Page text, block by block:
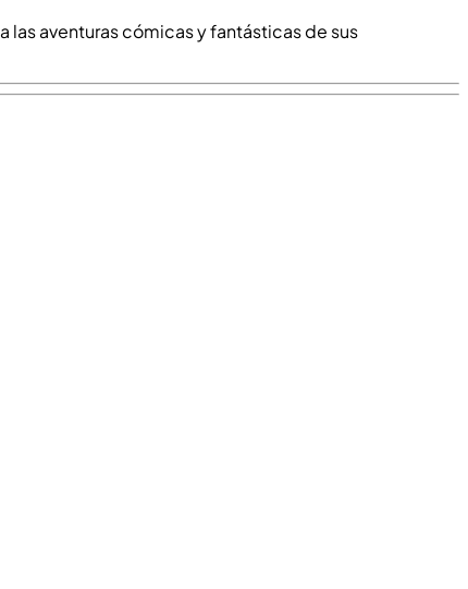
las aventuras cómicas y fantásticas de sus